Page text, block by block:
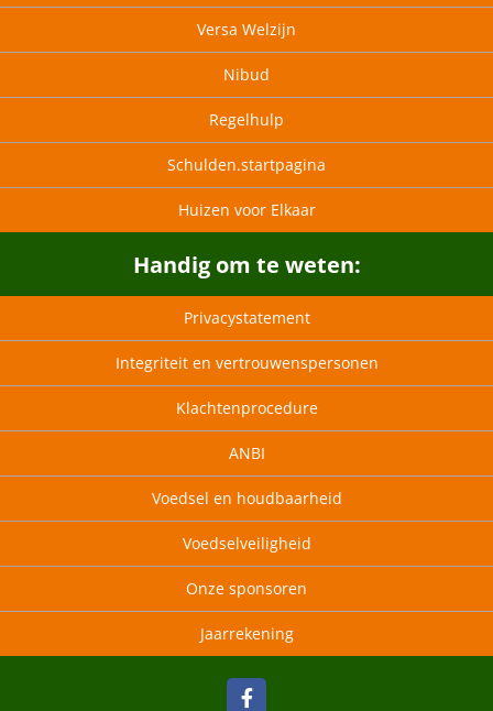
Versa Welzijn
Nibud
Regelhulp
Schulden.startpagina
Huizen voor Elkaar
Handig om te weten:
Privacystatement
Integriteit en vertrouwenspersonen
Klachtenprocedure
ANBI
Voedsel en houdbaarheid
Voedselveiligheid
Onze sponsoren
Jaarrekening